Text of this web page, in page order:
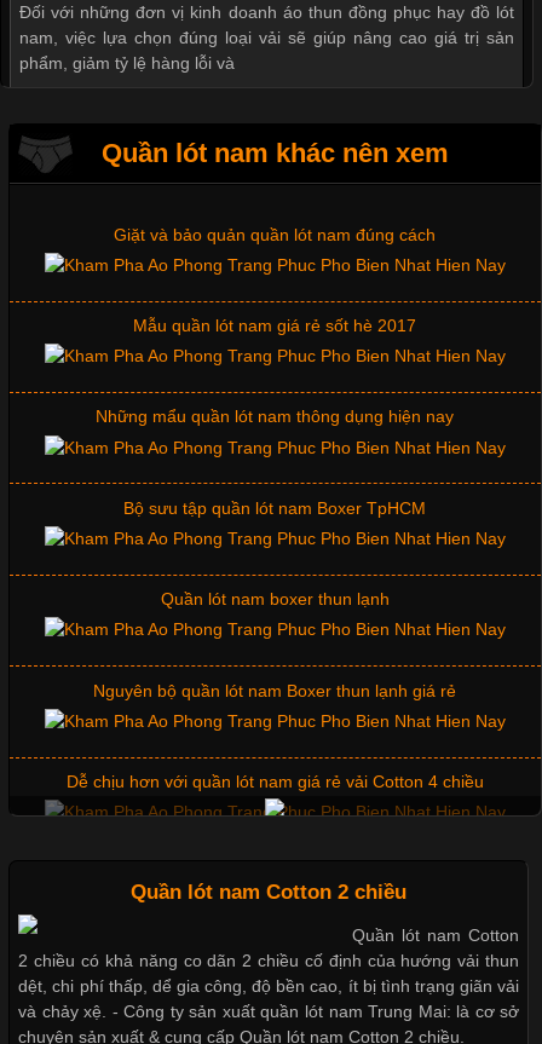
Đối với những đơn vị kinh doanh áo thun đồng phục hay đồ lót
nam, việc lựa chọn đúng loại vải sẽ giúp nâng cao giá trị sản
phẩm, giảm tỷ lệ hàng lỗi và
Áo thun là một trong những trang phục phổ biến nhất hiện nay
nhờ tính tiện dụng, dễ phối đồ và phù hợp với nhiều đối tượng.
quan trọng tạo nên phong cách riêng cho từng sản phẩm. Mỗi
loại cổ áo sẽ mang đến một vẻ đẹp khác
Những Mẫu Áo Thun Đồng Phục Công Ty Được Ưa
Chuộng Hiện Nay
Cập nhật 2026-06-01 14:23:34
Trong môi trường kinh doanh hiện đại, việc xây dựng hình ảnh
chuyên nghiệp đóng vai trò quan trọng đối với sự phát triển của
doanh nghiệp. Một trong những giải pháp hiệu quả được nhiều
đơn vị lựa chọn hiện nay là sử dụng áo thun đồng phục công ty.
Không chỉ giúp tạo sự đồng bộ, áo thun
Chất Liệu Lycra Có Gì Đặc Biệt Trong Ngành Thời Trang?
Quần lót nam khác nên xem
Xu hướng thời trang trẻ và quần lót nam giá sỉ
Giặt và bảo quản quần lót nam đúng cách
Mẫu quần lót nam giá rẻ sốt hè 2017
Những mẩu quần lót nam thông dụng hiện nay
Bộ sưu tập quần lót nam Boxer TpHCM
Quần lót nam boxer thun lạnh
Nguyên bộ quần lót nam Boxer thun lạnh giá rẻ
Dễ chịu hơn với quần lót nam giá rẻ vải Cotton 4 chiều
Mẫu quần short quần lót nam nữ hè thu 2017
Xu hướng thời trang trẻ và quần lót nam giá sỉ
Quần lót nam Cotton 2 chiều
Quần lót nam Cotton
2 chiều có khả năng co dãn 2 chiều cố định của hướng vải thun
dệt, chi phí thấp, dể gia công, độ bền cao, ít bị tình trạng giãn vải
và chảy xệ. - Công ty sản xuất quần lót nam Trung Mai: là cơ sở
chuyên sản xuất & cung cấp Quần lót nam Cotton 2 chiều.